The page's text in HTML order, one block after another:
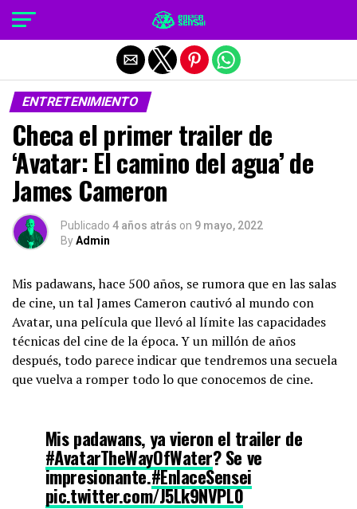
ENTRETENIMIENTO
Checa el primer trailer de
‘Avatar: El camino del agua’ de
James Cameron
Publicado 4 años atrás on 9 mayo, 2022
ByAdmin
Mis padawans, hace 500 años, se rumora que en las salas
de cine, un tal James Cameron cautivó al mundo con
Avatar, una película que llevó al límite las capacidades
técnicas del cine de la época. Y un millón de años
después, todo parece indicar que tendremos una secuela
que vuelva a romper todo lo que conocemos de cine.
Mis padawans, ya vieron el trailer de
#AvatarTheWayOfWater? Se ve
impresionante.#EnlaceSensei
pic.twitter.com/J5Lk9NVPL0
Salir de la versión móvil